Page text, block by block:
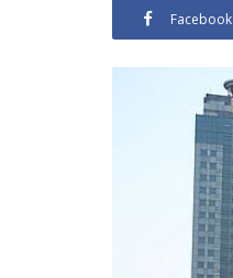
Facebook